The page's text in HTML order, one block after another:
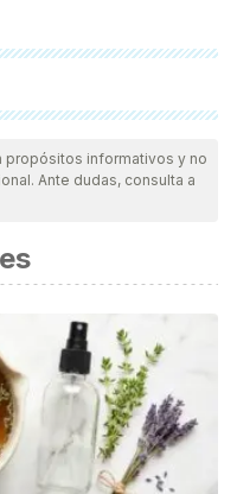
a profundidad por
confiabilidad,
este artículo fue
- Manual MSD
Retrieved August 14,
es-
tumores-
con Nimotuzumab en 3
(n.d.). Retrieved
propósitos informativos y no
Ante dudas, consulta a